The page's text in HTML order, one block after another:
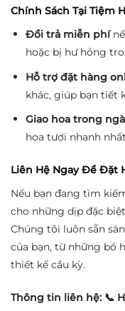
Chính Sách Tại Tiệm
Đổi trả miễn phí
hoặc bị hư hỏng
Hỗ trợ đặt hàng
khác, giúp bạn tiết
Giao hoa trong
hoa tươi nhanh
Liên Hệ Ngay Để Đặt
Nếu bạn đang tìm
cho những dịp đặc
Chúng tôi luôn sẵn
của bạn, từ những bó
thiết kế cầu kỳ.
Thông tin liên hệ: 📞